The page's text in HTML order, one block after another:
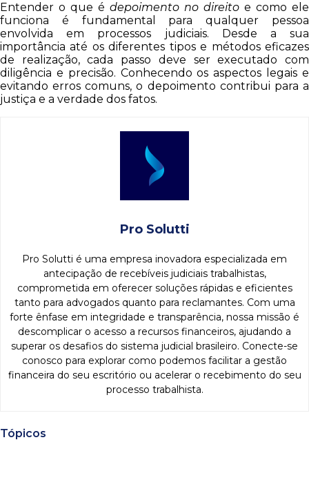
Entender o que é depoimento no direito e como ele
funciona é fundamental para qualquer pessoa
envolvida em processos judiciais. Desde a sua
importância até os diferentes tipos e métodos eficazes
de realização, cada passo deve ser executado com
diligência e precisão. Conhecendo os aspectos legais e
evitando erros comuns, o depoimento contribui para a
justiça e a verdade dos fatos.
Pro Solutti
Pro Solutti é uma empresa inovadora especializada em
antecipação de recebíveis judiciais trabalhistas,
comprometida em oferecer soluções rápidas e eficientes
tanto para advogados quanto para reclamantes. Com uma
forte ênfase em integridade e transparência, nossa missão é
descomplicar o acesso a recursos financeiros, ajudando a
superar os desafios do sistema judicial brasileiro. Conecte-se
conosco para explorar como podemos facilitar a gestão
financeira do seu escritório ou acelerar o recebimento do seu
processo trabalhista.
Tópicos